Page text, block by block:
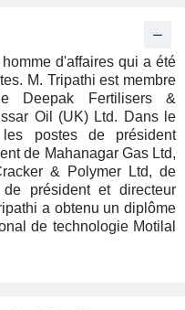
d'affaires qui a été
M. Tripathi est membre
Deepak Fertilisers &
Oil (UK) Ltd. Dans le
postes de président
de Mahanagar Gas Ltd,
& Polymer Ltd, de
président et directeur
a obtenu un diplôme
de technologie Motilal